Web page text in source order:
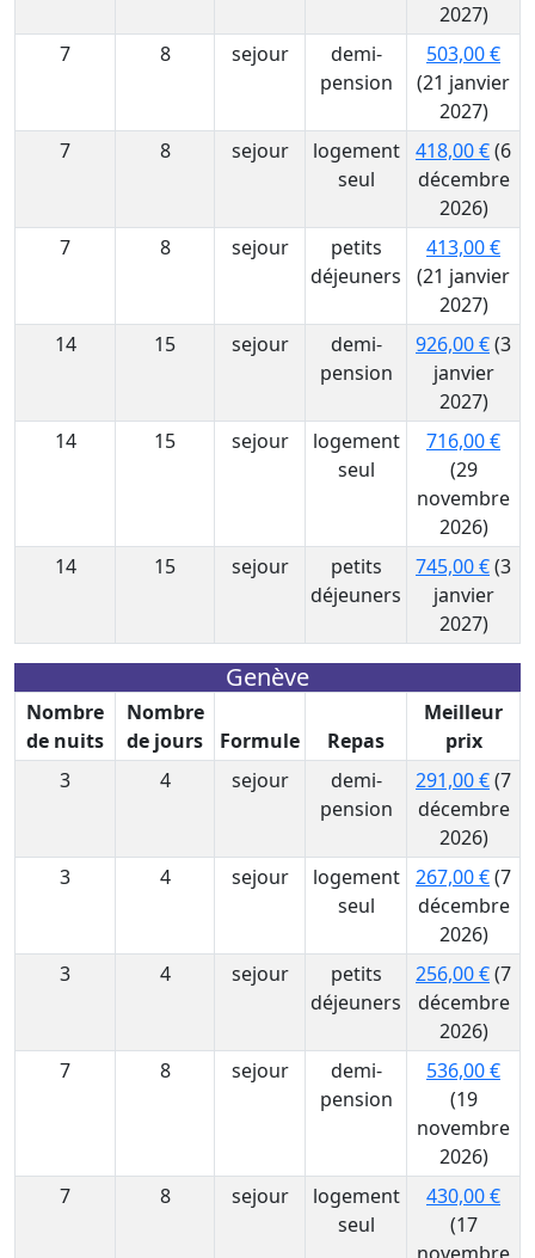
2027)
7
8 sejour
demi-
pension
503,00 €
(21 janvier
2027)
7
8 sejour
logement
seul
418,00 €(6
décembre
2026)
7
8 sejour
petits
déjeuners
413,00 €
(21 janvier
2027)
14
15 sejour
demi-
pension
926,00 €(3
janvier
2027)
14
15 sejour
logement
seul
716,00 €
(29
novembre
2026)
14
15 sejour
petits
déjeuners
745,00 €(3
janvier
2027)
Genève
Nombre
de nuits
Nombre
de jours
Formule Repas
Meilleur
prix
3
4 sejour
demi-
pension
291,00 €(7
décembre
2026)
3
4 sejour
logement
seul
267,00 €(7
décembre
2026)
3
4 sejour
petits
déjeuners
256,00 €(7
décembre
2026)
7
8 sejour
demi-
pension
536,00 €
(19
novembre
2026)
7
8 sejour
logement
seul
430,00 €
(17